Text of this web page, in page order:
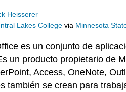
Heisserer
Lakes College via Minnesota
es un conjunto de
un producto propietario de
Access, OneNote,
también se crean para